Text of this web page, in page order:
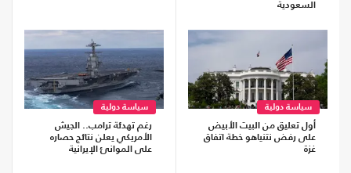
السعودية
سياسة دولية
أول تعليق من البيت الأبيض
على رفض نتنياهو خطة اتفاق
غزة
سياسة دولية
رغم تهدئة ترامب.. الجيش
الأمريكي يعلن نتائج حصاره
على الموانئ الإيرانية